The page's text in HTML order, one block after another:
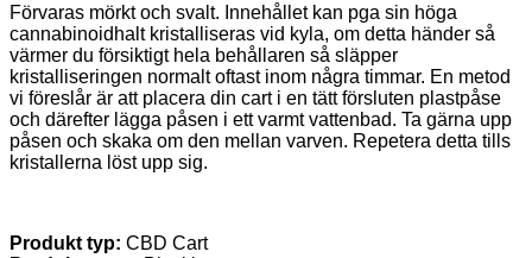
Förvaras mörkt och svalt. Innehållet kan pga sin höga
cannabinoidhalt kristalliseras vid kyla, om detta händer så
värmer du försiktigt hela behållaren så släpper
kristalliseringen normalt oftast inom några timmar. En metod
vi föreslår är att placera din cart i en tätt försluten plastpåse
och därefter lägga påsen i ett varmt vattenbad. Ta gärna upp
påsen och skaka om den mellan varven. Repetera detta tills
kristallerna löst upp sig.
Produkt typ: CBD Cart